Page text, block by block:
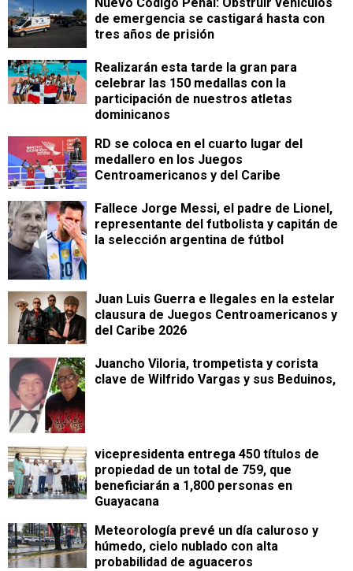
Nuevo Código Penal: Obstruir vehículos
de emergencia se castigará hasta con
tres años de prisión
Realizarán esta tarde la gran para
celebrar las 150 medallas con la
participación de nuestros atletas
dominicanos
RD se coloca en el cuarto lugar del
medallero en los Juegos
Centroamericanos y del Caribe
Fallece Jorge Messi, el padre de Lionel,
representante del futbolista y capitán de
la selección argentina de fútbol
Juan Luis Guerra e Ilegales en la estelar
clausura de Juegos Centroamericanos y
del Caribe 2026
Juancho Viloria, trompetista y corista
clave de Wilfrido Vargas y sus Beduinos,
vicepresidenta entrega 450 títulos de
propiedad de un total de 759, que
beneficiarán a 1,800 personas en
Guayacana
Meteorología prevé un día caluroso y
húmedo, cielo nublado con alta
probabilidad de aguaceros